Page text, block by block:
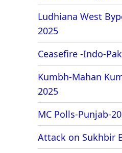
Ludhiana West
2025
Ceasefire -Indo-
Kumbh-Mahan
2025
MC Polls-Punjab-
Attack on Sukhbir